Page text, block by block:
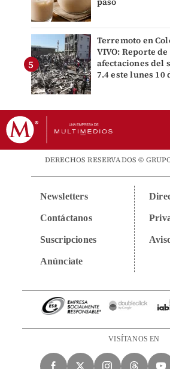
Terremoto en
VIVO: Reporte
afectaciones del
7.4 este lunes 10
DERECHOS RESERVADOS ©
Newsletters
Contáctanos
Suscripciones
Anúnciate
VISÍTANOS EN